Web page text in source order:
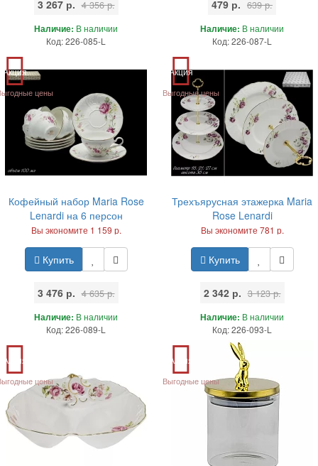
3 267 р. 4 356 р.
Наличие: В наличии
Код: 226-085-L
479 р. 639 р.
Наличие: В наличии
Код: 226-087-L
Акция
цены
Кофейный набор Maria Rose
Lenardi на 6 персон
Вы экономите 1 159 р.
Купить
3 476 р. 4 635 р.
Наличие: В наличии
Код: 226-089-L
Акция
Выгодные цены
Трехъярусная этажерка Maria
Rose Lenardi
Вы экономите 781 р.
Купить
2 342 р. 3 123 р.
Наличие: В наличии
Код: 226-093-L
Акция
цены
Акция
Выгодные цены